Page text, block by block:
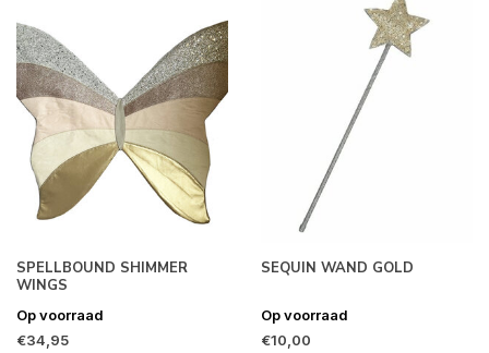
SPELLBOUND SHIMMER
WINGS
Op voorraad
€34,95
SEQUIN WAND GOLD
Op voorraad
€10,00